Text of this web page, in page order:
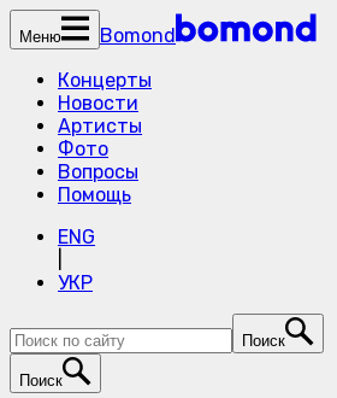
Меню
Bomond
Концерты
Новости
Артисты
Фото
Вопросы
Помощь
ENG
УКР
Поиск
Поиск